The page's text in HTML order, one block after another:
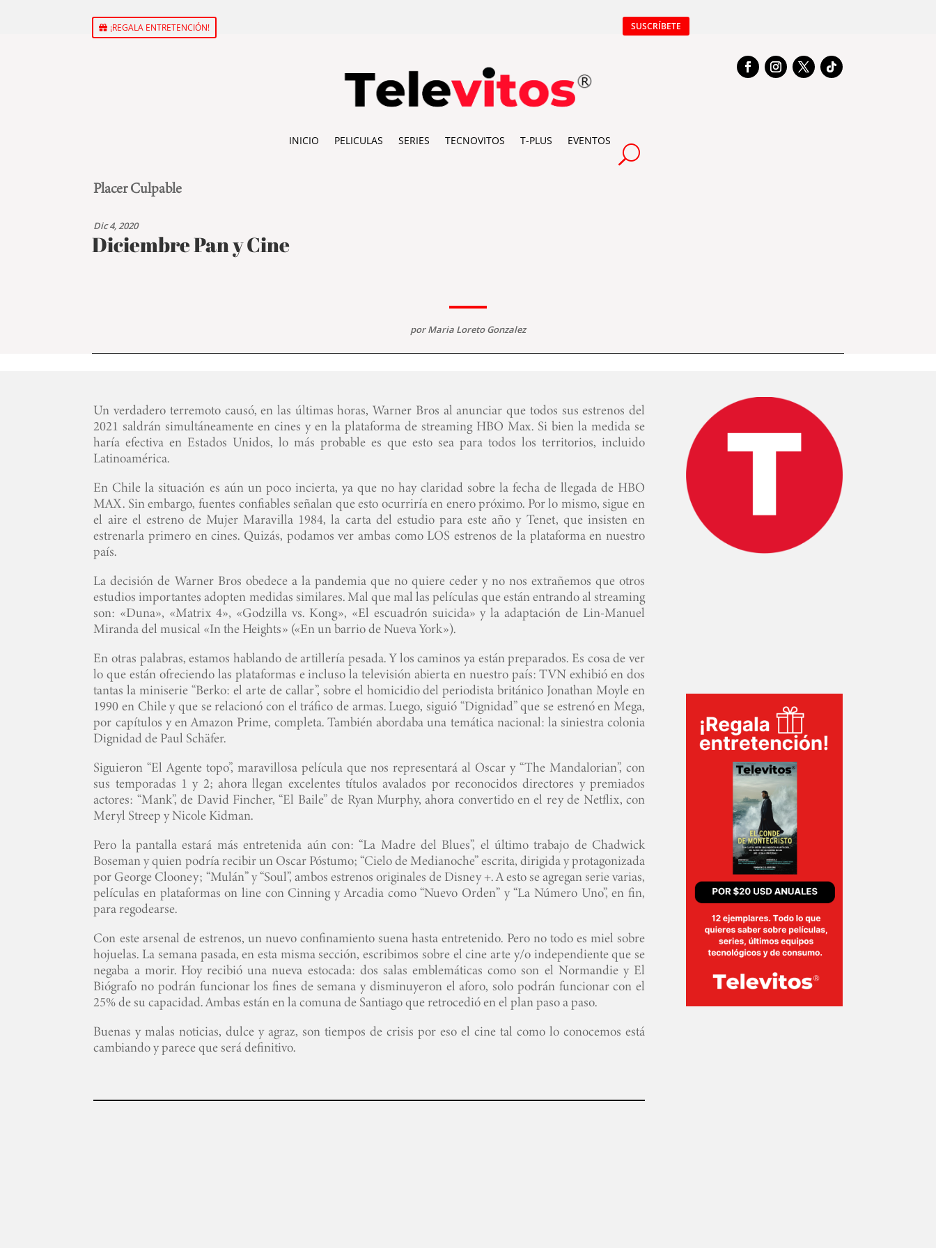
¡REGALA ENTRETENCIÓN! SUSCRÍBETE
INICIO PELICULAS SERIES TECNOVITOS T-PLUS EVENTOS
Placer Culpable
Dic 4, 2020
Diciembre Pan y Cine
porMaria Loreto Gonzalez
Un verdadero terremoto causó, en las últimas horas, Warner Bros al anunciar que todos sus estrenos del
2021 saldrán simultáneamente en cines y en la plataforma de streaming HBO Max. Si bien la medida se
haría efectiva en Estados Unidos, lo más probable es que esto sea para todos los territorios, incluido
Latinoamérica.
En Chile la situación es aún un poco incierta, ya que no hay claridad sobre la fecha de llegada de HBO
MAX. Sin embargo, fuentes confiables señalan que esto ocurriría en enero próximo. Por lo mismo, sigue en
el aire el estreno de Mujer Maravilla 1984, la carta del estudio para este año y Tenet, que insisten en
estrenarla primero en cines. Quizás, podamos ver ambas como LOS estrenos de la plataforma en nuestro
país.
La decisión de Warner Bros obedece a la pandemia que no quiere ceder y no nos extrañemos que otros
estudios importantes adopten medidas similares. Mal que mal las películas que están entrando al streaming
son: «Duna», «Matrix 4», «Godzilla vs. Kong», «El escuadrón suicida» y la adaptación de Lin-Manuel
Miranda del musical «In the Heights» («En un barrio de Nueva York»).
En otras palabras, estamos hablando de artillería pesada. Y los caminos ya están preparados. Es cosa de ver
lo que están ofreciendo las plataformas e incluso la televisión abierta en nuestro país: TVN exhibió en dos
tantas la miniserie “Berko: el arte de callar”, sobre el homicidio del periodista británico Jonathan Moyle en
1990 en Chile y que se relacionó con el tráfico de armas. Luego, siguió “Dignidad” que se estrenó en Mega,
por capítulos y en Amazon Prime, completa. También abordaba una temática nacional: la siniestra colonia
Dignidad de Paul Schäfer.
Siguieron “El Agente topo”, maravillosa película que nos representará al Oscar y “The Mandalorian”, con
sus temporadas 1 y 2; ahora llegan excelentes títulos avalados por reconocidos directores y premiados
actores: “Mank”, de David Fincher, “El Baile” de Ryan Murphy, ahora convertido en el rey de Netflix, con
Meryl Streep y Nicole Kidman.
Pero la pantalla estará más entretenida aún con: “La Madre del Blues”, el último trabajo de Chadwick
Boseman y quien podría recibir un Oscar Póstumo; “Cielo de Medianoche” escrita, dirigida y protagonizada
por George Clooney; “Mulán” y “Soul”, ambos estrenos originales de Disney +. A esto se agregan serie varias,
películas en plataformas on line con Cinning y Arcadia como “Nuevo Orden” y “La Número Uno”, en fin,
para regodearse.
Con este arsenal de estrenos, un nuevo confinamiento suena hasta entretenido. Pero no todo es miel sobre
hojuelas. La semana pasada, en esta misma sección, escribimos sobre el cine arte y/o independiente que se
negaba a morir. Hoy recibió una nueva estocada: dos salas emblemáticas como son el Normandie y El
Biógrafo no podrán funcionar los fines de semana y disminuyeron el aforo, solo podrán funcionar con el
25% de su capacidad. Ambas están en la comuna de Santiago que retrocedió en el plan paso a paso.
Buenas y malas noticias, dulce y agraz, son tiempos de crisis por eso el cine tal como lo conocemos está
cambiando y parece que será definitivo.